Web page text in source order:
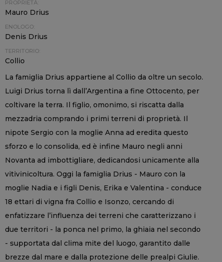
PROPRIETÀ:
Mauro Drius
ENOLOGO:
Denis Drius
TERRITORIO:
Collio
La famiglia Drius appartiene al Collio da oltre un secolo.
Luigi Drius torna lì dall’Argentina a fine Ottocento, per
coltivare la terra. Il figlio, omonimo, si riscatta dalla
mezzadria comprando i primi terreni di proprietà. Il
nipote Sergio con la moglie Anna ad eredita questo
sforzo e lo consolida, ed è infine Mauro negli anni
Novanta ad imbottigliare, dedicandosi unicamente alla
vitivinicoltura. Oggi la famiglia Drius - Mauro con la
moglie Nadia e i figli Denis, Erika e Valentina - conduce
18 ettari di vigna fra Collio e Isonzo, cercando di
enfatizzare l’influenza dei terreni che caratterizzano i
due territori - la ponca nel primo, la ghiaia nel secondo
- supportata dal clima mite del luogo, garantito dalle
brezze dal mare e dalla protezione delle prealpi Giulie.